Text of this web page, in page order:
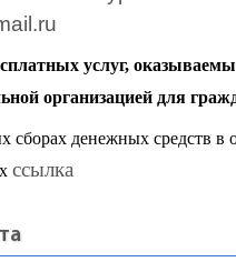
услуг,
организацией для
сборах денежных средств в
ссылка